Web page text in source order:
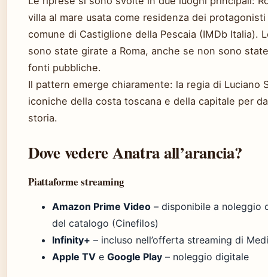
villa al mare usata come residenza dei
comune di Castiglione della Pescaia (IMDb Italia).
sono state girate a Roma, anche se non sono
fonti pubbliche.
Il pattern emerge chiaramente: la regia di Luciano
iconiche della costa toscana e della capitale per
storia.
Dove vedere Anatra all’arancia?
Piattaforme streaming
Amazon Prime Video – disponibile a noleggio
del catalogo (Cinefilos)
Infinity+ – incluso nell’offerta streaming di
Apple TV e Google Play – noleggio digitale